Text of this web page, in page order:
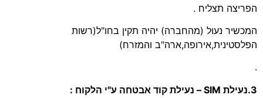
הפריצה תצליח .
המכשיר נעול (מהחברה) יהיה תקין בחו"ל(רשות
הפלסטינית,אירופה,ארה"ב והמזרח)
.
3.נעילת SIM – נעילת קוד אבטחה ע"י הלקוח :